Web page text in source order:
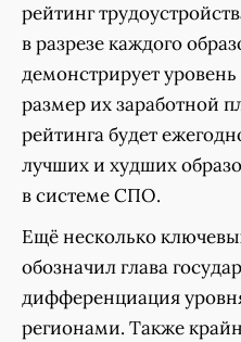
рейтинг
в разрезе каждого
демонстрирует уровень
размер их заработной
рейтинга будет
лучших и худших
в системе СПО.
Ещё несколько
обозначил глава
дифференциация
регионами. Также